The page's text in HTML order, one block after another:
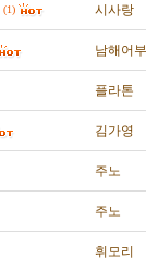
(1) 시사랑
남해어부
플라톤
김가영
주노
주노
휘모리